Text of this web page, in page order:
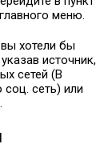
меню.
хотели бы
источник,
сетей (В
сеть) или